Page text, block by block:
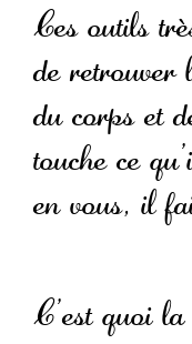
Ces outils
de retrouver
du corps et
touche ce
en vous, il
C’est quoi